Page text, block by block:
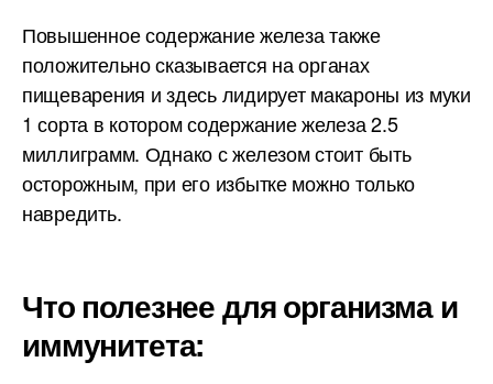
Повышенное содержание железа также
положительно сказывается на органах
пищеварения и здесь лидирует макароны из муки
1 сорта в котором содержание железа 2.5
миллиграмм. Однако с железом стоит быть
осторожным, при его избытке можно только
навредить.
Что полезнее для организма и
иммунитета: